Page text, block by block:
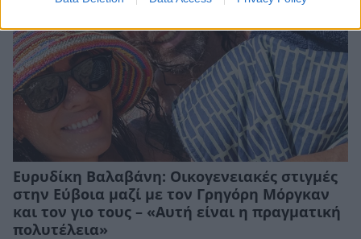
Ευρυδίκη Βαλαβάνη: Οικογενειακές στιγμές
στην Εύβοια μαζί με τον Γρηγόρη Μόργκαν
και τον γιο τους – «Αυτή είναι η πραγματική
πολυτέλεια»